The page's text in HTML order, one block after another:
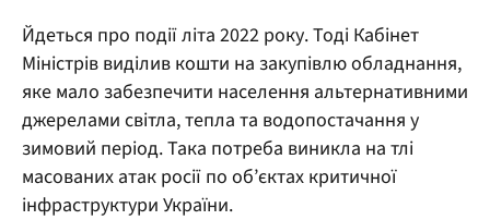
Йдеться про події літа 2022 року. Тоді Кабінет
Міністрів виділив кошти на закупівлю обладнання,
яке мало забезпечити населення альтернативними
джерелами світла, тепла та водопостачання у
зимовий період. Така потреба виникла на тлі
масованих атак росії по об’єктах критичної
інфраструктури України.